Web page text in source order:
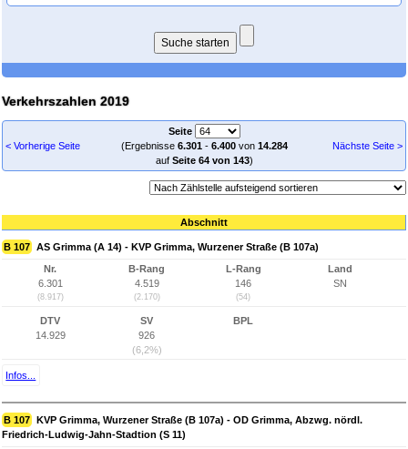
Verkehrszahlen 2019
< Vorherige Seite
Seite
(Ergebnisse 6.301- 6.400von 14.284
auf Seite 64 von 143)
Nächste Seite >
Abschnitt
B 107 AS Grimma (A 14) - KVP Grimma, Wurzener Straße (B 107a)
Nr.
6.301
(8.917)
B-Rang
4.519
(2.170)
L-Rang
146
(54)
Land
SN
DTV
14.929
SV
926
(6,2%)
BPL
Infos...
B 107 KVP Grimma, Wurzener Straße (B 107a) - OD Grimma, Abzwg. nördl.
Friedrich-Ludwig-Jahn-Stadtion (S 11)